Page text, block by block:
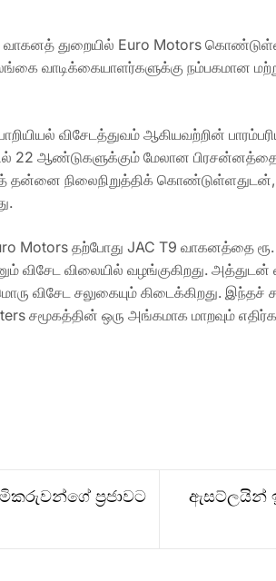
துறையில் Euro Motors கொண்டுள்ள
வாடிக்கையாளர்களுக்கு நம்பகமான
விசேடத்துவம் ஆகியவற்றின்
22 ஆண்டுகளுக்கும் மேலான
நிலைநிறுத்திக் கொண்டுள்ளதுடன்,
Motors தற்போது JAC T9 வாகனத்தை
விசேட விலையில் வழங்குகிறது.
விசேட சலுகையும் கிடைக்கிறது.
சமூகத்தின் ஒரு அங்கமாக மாறவும்
ප්‍රජාවට
ඇසට්ලයින්